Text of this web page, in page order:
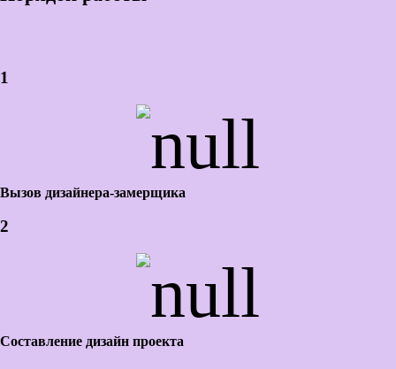
1
Вызов дизайнера-замерщика
2
Составление дизайн проекта